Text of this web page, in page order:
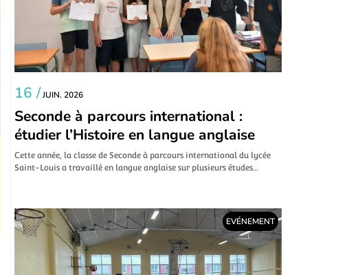
16 /JUIN. 2026
Seconde à parcours international :
étudier l’Histoire en langue anglaise
Cette année, la classe de Seconde à parcours international du lycée
Saint-Louis a travaillé en langue anglaise sur plusieurs études…
EVÉNEMENT